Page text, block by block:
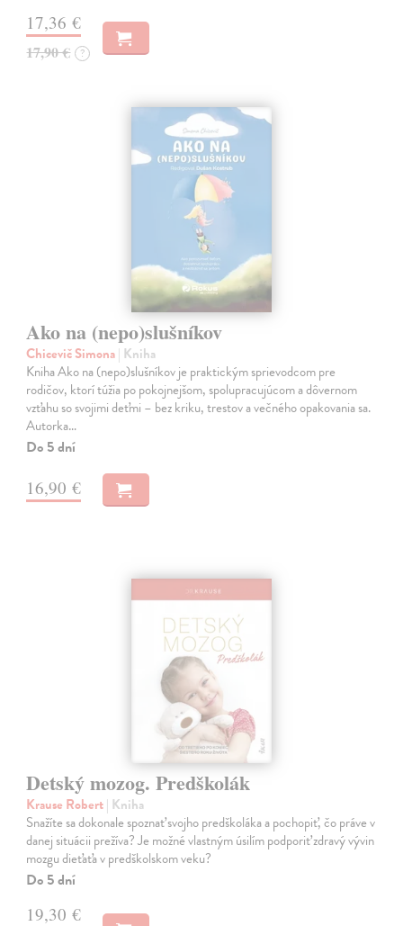
17,36 €
17,90 € ?
Ako na (nepo)slušníkov
Chicevič Simona| Kniha
Kniha Ako na (nepo)slušníkov je praktickým sprievodcom pre
rodičov, ktorí túžia po pokojnejšom, spolupracujúcom a dôvernom
vzťahu so svojimi deťmi – bez kriku, trestov a večného opakovania sa.
Autorka…
Do 5 dní
16,90 €
Detský mozog. Predškolák
Krause Robert| Kniha
Snažíte sa dokonale spoznať svojho predškoláka a pochopiť, čo práve v
danej situácii prežíva? Je možné vlastným úsilím podporiť zdravý vývin
mozgu dieťaťa v predškolskom veku?
Do 5 dní
19,30 €